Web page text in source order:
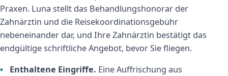
Praxen. Luna stellt das Behandlungshonorar der
Zahnärztin und die Reisekoordinationsgebühr
nebeneinander dar, und Ihre Zahnärztin bestätigt das
endgültige schriftliche Angebot, bevor Sie fliegen.
Enthaltene Eingriffe. Eine Auffrischung aus